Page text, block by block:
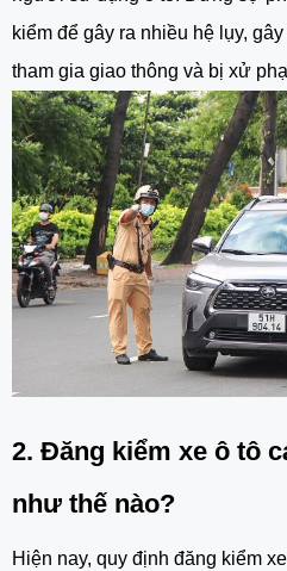
kiểm để gây ra nhiều hệ lụy,
tham gia giao thông và bị xử
2. Đăng kiểm xe ô tô
như thế nào?
Hiện nay, quy định đăng kiểm